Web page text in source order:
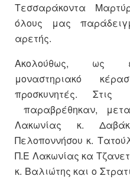
Τεσσαράκοντα
όλους μας
αρετής.
Ακολούθως, ως
μοναστηριακό
προσκυνητές. Στις
παραβρέθηκαν,
Λακωνίας κ.
Πελοποννήσου κ.
Π.Ε Λακωνίας κα
κ. Βαλιώτης και ο